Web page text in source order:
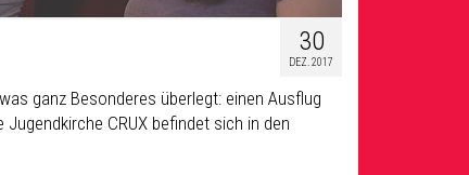
30
DEZ. 2017
ganz Besonderes überlegt: einen Ausflug
CRUX befindet sich in den